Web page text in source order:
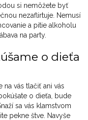
si nemôžete byť
nezaflirtuje. Nemusí
a pitie alkoholu
na party.
o dieťa
vás tlačiť ani vás
o dieťa, bude
sa vás klamstvom
pekne štve. Navyše